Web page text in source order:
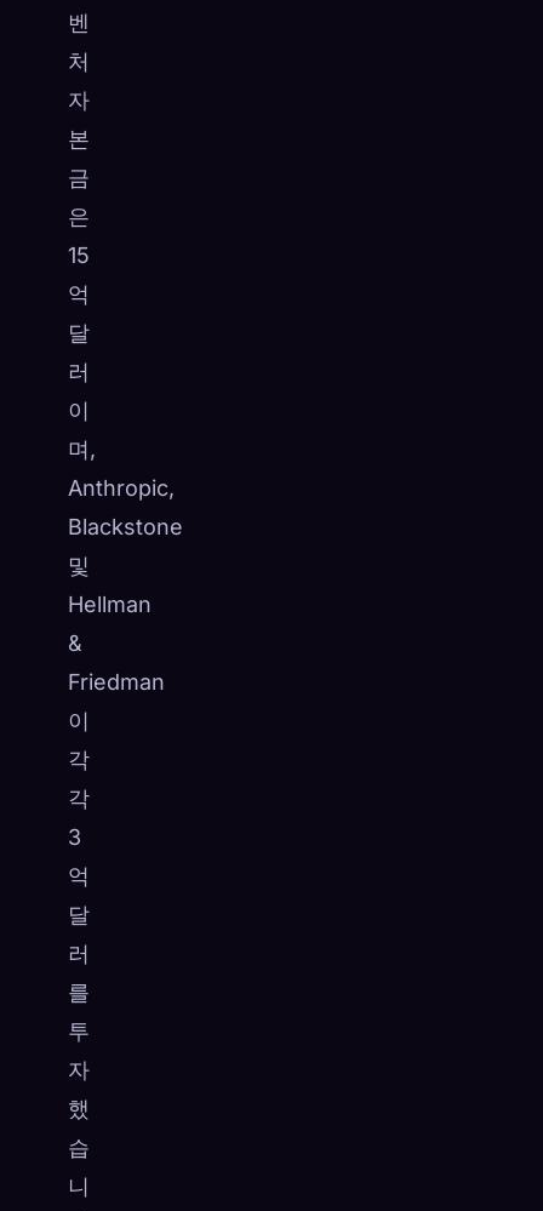
벤
처
자
본
금
은
15
억
달
러
이
며,
Anthropic,
Blackstone
및
Hellman
&
Friedman
이
각
각
3
억
달
러
를
투
자
했
습
니